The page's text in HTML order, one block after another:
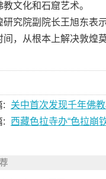
文化和石窟艺术。
院副院长王旭东表示
间，从根本上解决敦煌
:
关中首次发现千年佛
:
西藏色拉寺办“色拉崩